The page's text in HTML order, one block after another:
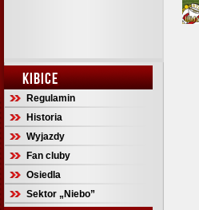
KIBICE
Regulamin
Historia
Wyjazdy
Fan cluby
Osiedla
Sektor „Niebo”